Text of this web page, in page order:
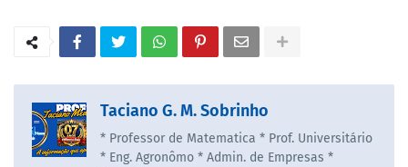
Taciano G. M. Sobrinho
* Professor de Matematica * Prof. Universitário
* Eng. Agronômo * Admin. de Empresas *